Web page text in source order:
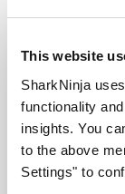
This website
SharkNinja
functionality
insights. You
to the above
Settings" to